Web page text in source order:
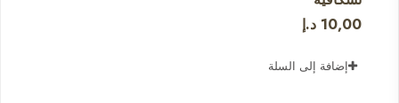
10,00 د.إ
إضافة إلى السلة